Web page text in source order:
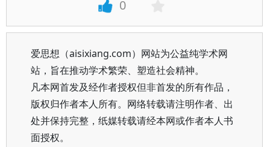
0
爱思想（aisixiang.com）网站为公益纯学术网
站，旨在推动学术繁荣、塑造社会精神。
凡本网首发及经作者授权但非首发的所有作品，
版权归作者本人所有。网络转载请注明作者、出
处并保持完整，纸媒转载请经本网或作者本人书
面授权。